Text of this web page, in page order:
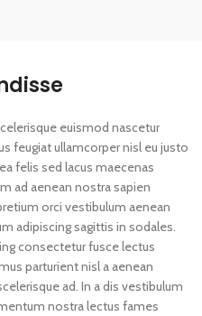
euismod nascetur
feugiat ullamcorper nisl eu justo
felis sed lacus maecenas
ad aenean nostra sapien
orci vestibulum aenean
adipiscing sagittis in sodales.
consectetur fusce lectus
parturient nisl a aenean
ad. In a dis vestibulum
nostra lectus fames